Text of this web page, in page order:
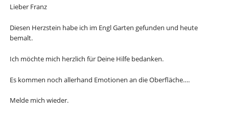
Lieber Franz
Diesen Herzstein habe ich im Engl Garten gefunden und heute
bemalt.
Ich möchte mich herzlich für Deine Hilfe bedanken.
Es kommen noch allerhand Emotionen an die Oberfläche….
Melde mich wieder.